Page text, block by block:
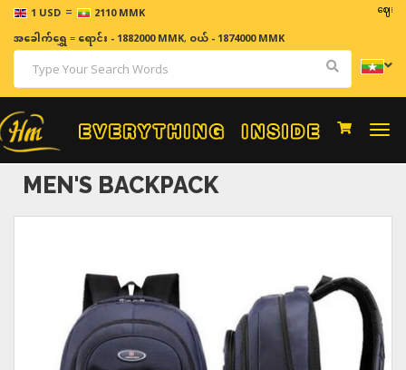
1 USD = 2110 MMK ဈေးနှုန်း
အခေါက်ရွှေ=ရောင်း - 1882000 MMK, ဝယ် - 1874000 MMK
MEN'S BACKPACK